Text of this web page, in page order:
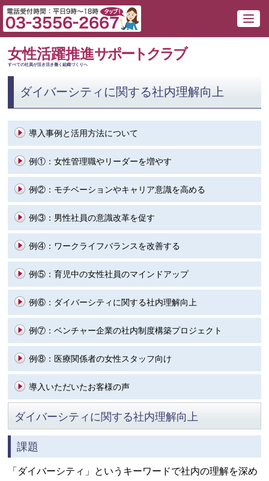
女性活躍推進サポートクラブ
すべての社員が活き活き働く組織づくりへ
ダイバーシティに関する社内理解向上
導入事例と活用方法について
例①：女性管理職やリーダーを増やす
例②： モチベーションやキャリア意識を高める
例③： 男性社員の意識改革を促す
例④： ワークライフバランスを改善する
例⑤：育児中の女性社員のマインドアップ
例⑥： ダイバーシティに関する社内理解向上
例⑦：ベンチャー企業の社内制度構築プロジェクト
例⑧： 医療関係者の女性スタッフ向け
導入いただいたお客様の声
ダイバーシティに関する社内理解向上
課題
「ダイバーシティ」というキーワードで社内の理解を深め